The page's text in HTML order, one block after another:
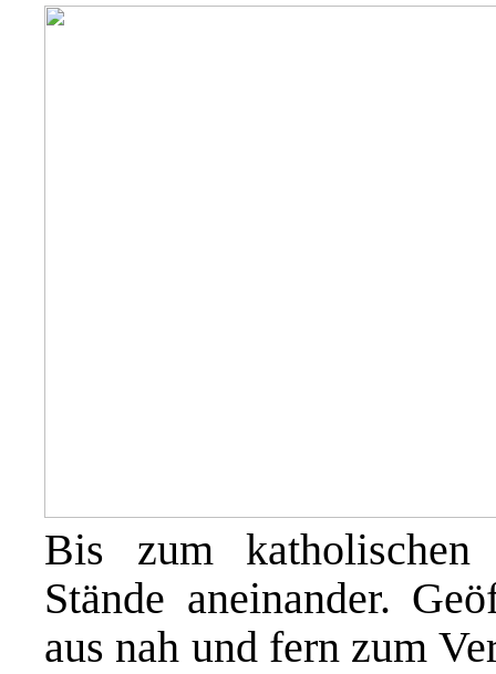
Bis zum
Stände aneinander.
aus nah und fern zum